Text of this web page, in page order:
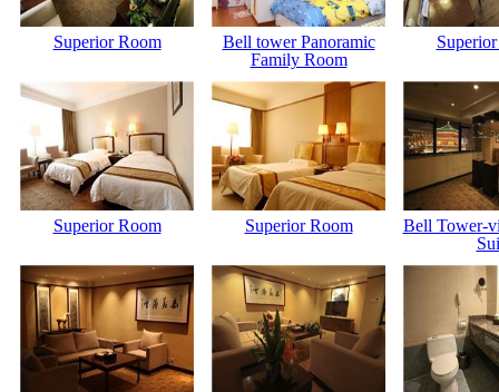
Superior Room
Bell tower Panoramic
Family Room
Superior Room Superior Room
Bell Tower-